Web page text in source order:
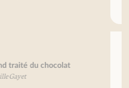
traité du burger
Leclercq